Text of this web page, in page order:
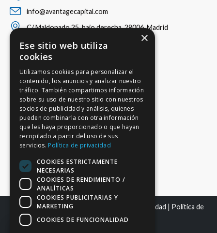
info@avantagecapital.com
C/ Maldonado 25, bajo derecha, 28006, Madrid
Mapa del sitio|Aviso Legal Política de Privacidad | Política de
Cookies
×
Ese sitio web utiliza
cookies
Utilizamos cookies para personalizar el
contenido, los anuncios y analizar nuestro
tráfico. También compartimos información
sobre su uso de nuestro sitio con nuestros
socios de publicidad y análisis, quienes
pueden combinarla con otra información
que les haya proporcionado o que hayan
recopilado a partir del uso de sus
servicios. Política de privacidad
COOKIES ESTRICTAMENTE
NECESARIAS
COOKIES DE RENDIMIENTO /
ANALÍTICAS
COOKIES PUBLICITARIAS Y
MARKETING
COOKIES DE FUNCIONALIDAD